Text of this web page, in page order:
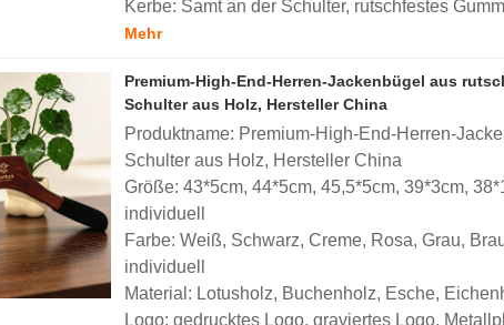
Kerbe: Samt an der Schulter, rutschfestes
Mehr
Premium-High-End-Herren-Jackenbügel aus
Schulter aus Holz, Hersteller China
Produktname: Premium-High-End-Herren-
Schulter aus Holz, Hersteller China
Größe: 43*5cm, 44*5cm, 45,5*5cm, 39*3cm,
individuell
Farbe: Weiß, Schwarz, Creme, Rosa, Grau,
individuell
Material: Lotusholz, Buchenholz, Esche,
Logo: gedrucktes Logo, graviertes Logo,